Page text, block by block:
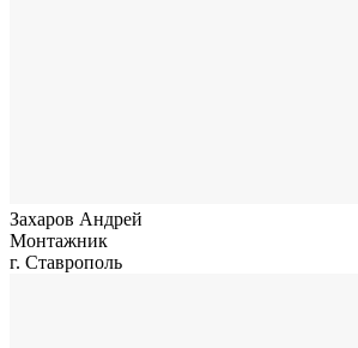
Захаров Андрей
Монтажник
г. Ставрополь